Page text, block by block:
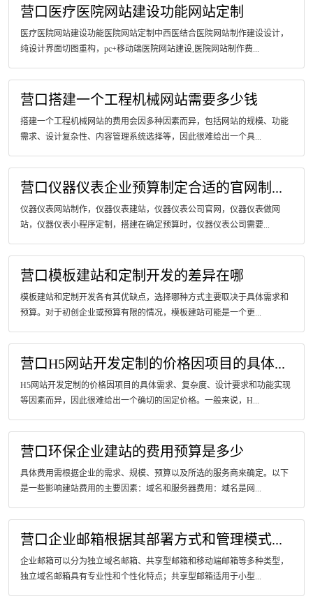
营口医疗医院网站建设功能网站定制
医疗医院网站建设功能医院网站定制中西医结合医院网站制作建设设计，
纯设计界面切图重构，pc+移动端医院网站建设,医院网站制作费...
营口搭建一个工程机械网站需要多少钱
搭建一个工程机械网站的费用会因多种因素而异，包括网站的规模、功能
需求、设计复杂性、内容管理系统选择等，因此很难给出一个具...
营口仪器仪表企业预算制定合适的官网制...
仪器仪表网站制作，仪器仪表建站，仪器仪表公司官网，仪器仪表做网
站，仪器仪表小程序定制，搭建在确定预算时，仪器仪表公司需要...
营口模板建站和定制开发的差异在哪
模板建站和定制开发各有其优缺点，选择哪种方式主要取决于具体需求和
预算。对于初创企业或预算有限的情况，模板建站可能是一个更...
营口H5网站开发定制的价格因项目的具体...
H5网站开发定制的价格因项目的具体需求、复杂度、设计要求和功能实现
等因素而异，因此很难给出一个确切的固定价格。一般来说，H...
营口环保企业建站的费用预算是多少
具体费用需根据企业的需求、规模、预算以及所选的服务商来确定。以下
是一些影响建站费用的主要因素：域名和服务器费用：域名是网...
营口企业邮箱根据其部署方式和管理模式...
企业邮箱可以分为独立域名邮箱、共享型邮箱和移动端邮箱等多种类型，
独立域名邮箱具有专业性和个性化特点；共享型邮箱适用于小型...